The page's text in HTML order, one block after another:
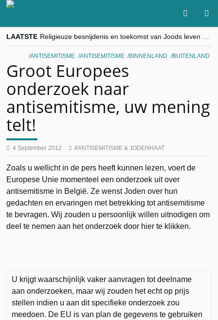
LAATSTE
“Besnijdenisdebat toont hoe moeilijk seculiere Westen minderheden begrijpt”, Jinnih Beels (Vooruit)
CITYTRIP | ROEMENIË – Boekarest: de verrassing van Oost-Europa
ANTISEMITISME ANTISEMITISME BINNENLAND BUITENLAND
Groot Europees
onderzoek naar
antisemitisme, uw mening
telt!
4 September 2012 ANTISEMITISME & JODENHAAT
Zoals u wellicht in de pers heeft kunnen lezen, voert de
Europese Unie momenteel een onderzoek uit over
antisemitisme in België. Ze wenst Joden over hun
gedachten en ervaringen met betrekking tot antisemitisme
te bevragen. Wij zouden u persoonlijk willen uitnodigen om
deel te nemen aan het onderzoek door hier te klikken.
U krijgt waarschijnlijk vaker aanvragen tot deelname
aan onderzoeken, maar wij zouden het echt op prijs
stellen indien u aan dit specifieke onderzoek zou
meedoen. De EU is van plan de gegevens te gebruiken